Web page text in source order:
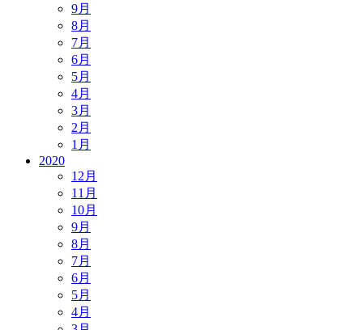
9月
8月
7月
6月
5月
4月
3月
2月
1月
2020
12月
11月
10月
9月
8月
7月
6月
5月
4月